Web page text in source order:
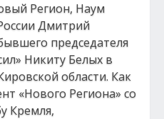
Регион, Наум
Дмитрий
председателя
Никиту Белых в
области. Как
«Нового Региона» со
Кремля,